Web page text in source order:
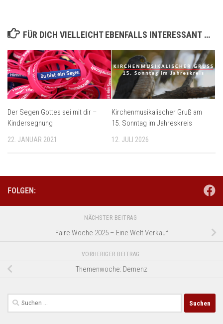
FÜR DICH VIELLEICHT EBENFALLS INTERESSANT …
Der Segen Gottes sei mit dir –
Kindersegnung
22. JANUAR 2021
Kirchenmusikalischer Gruß am
15. Sonntag im Jahreskreis
12. JULI 2026
FOLGEN:
NÄCHSTER BEITRAG
Faire Woche 2025 – Eine Welt Verkauf
VORHERIGER BEITRAG
Themenwoche: Demenz
Suchen
nach: